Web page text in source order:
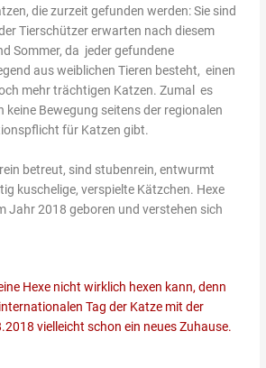
die zurzeit gefunden werden: Sie sind
Tierschützer erwarten nach diesem
Sommer, da jeder gefundene
aus weiblichen Tieren besteht, einen
mehr trächtigen Katzen. Zumal es
keine Bewegung seitens der regionalen
für Katzen gibt.
betreut, sind stubenrein, entwurmt
kuschelige, verspielte Kätzchen. Hexe
Jahr 2018 geboren und verstehen sich
Hexe nicht wirklich hexen kann, denn
Tag der Katze mit der
vielleicht schon ein neues Zuhause.